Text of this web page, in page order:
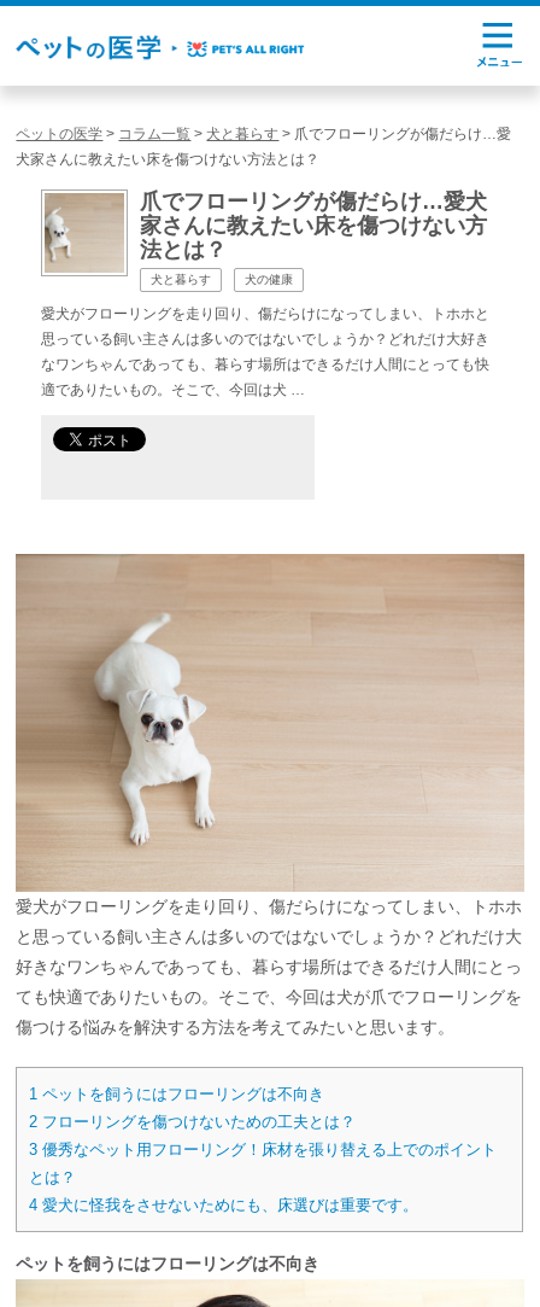
ペットの医学 > コラム一覧 >犬と暮らす > 爪でフローリングが傷だらけ…愛
犬家さんに教えたい床を傷つけない方法とは？
爪でフローリングが傷だらけ…愛犬
家さんに教えたい床を傷つけない方
法とは？
犬と暮らす 犬の健康
愛犬がフローリングを走り回り、傷だらけになってしまい、トホホと
思っている飼い主さんは多いのではないでしょうか？どれだけ大好き
なワンちゃんであっても、暮らす場所はできるだけ人間にとっても快
適でありたいもの。そこで、今回は犬 …
愛犬がフローリングを走り回り、傷だらけになってしまい、トホホ
と思っている飼い主さんは多いのではないでしょうか？どれだけ大
好きなワンちゃんであっても、暮らす場所はできるだけ人間にとっ
ても快適でありたいもの。そこで、今回は犬が爪でフローリングを
傷つける悩みを解決する方法を考えてみたいと思います。
1 ペットを飼うにはフローリングは不向き
2 フローリングを傷つけないための工夫とは？
3 優秀なペット用フローリング！床材を張り替える上でのポイント
とは？
4 愛犬に怪我をさせないためにも、床選びは重要です。
ペットを飼うにはフローリングは不向き